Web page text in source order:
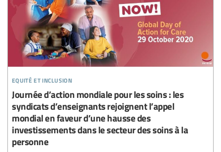
equité et inclusion
Journée d’action mondiale pour les soins : les
syndicats d’enseignants rejoignent l’appel
mondial en faveur d’une hausse des
investissements dans le secteur des soins à la
personne